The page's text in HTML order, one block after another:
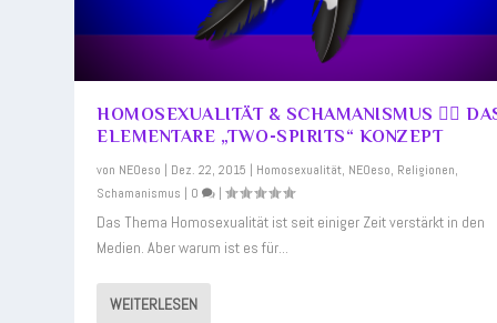
HOMOSEXUALITÄT & SCHAMANISMUS 🏳️‍🌈
ELEMENTARE „TWO-SPIRITS“ KONZEPT
von NEOeso | Dez. 22, 2015 | Homosexualität, NEOeso, Religionen,
Schamanismus | 0 |
Das Thema Homosexualität ist seit einiger Zeit verstärkt in den
Medien. Aber warum ist es für...
WEITERLESEN